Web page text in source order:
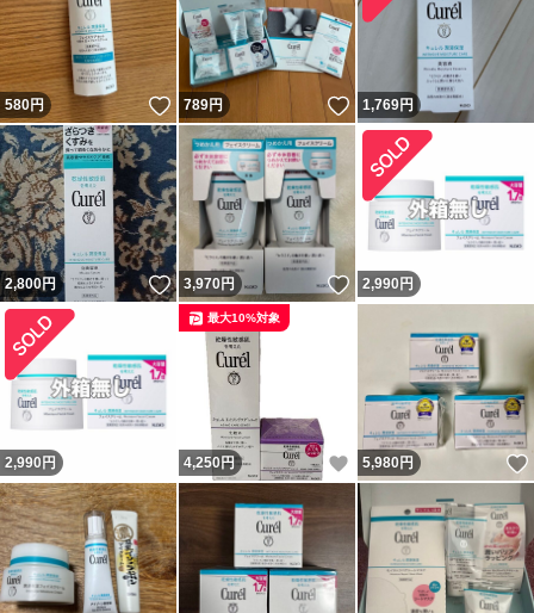
580円 いいね！
789円 いいね！
1,769円
2,800円 いいね！
3,970円 いいね！
2,990 円
2,990 円 4,250円 いいね！
最大10%対象
5,980円